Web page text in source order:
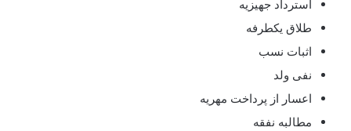
استرداد جهیزیه
طلاق یکطرفه
اثبات نسب
نفی ولد
اعسار از پرداخت مهریه
مطالبه نفقه